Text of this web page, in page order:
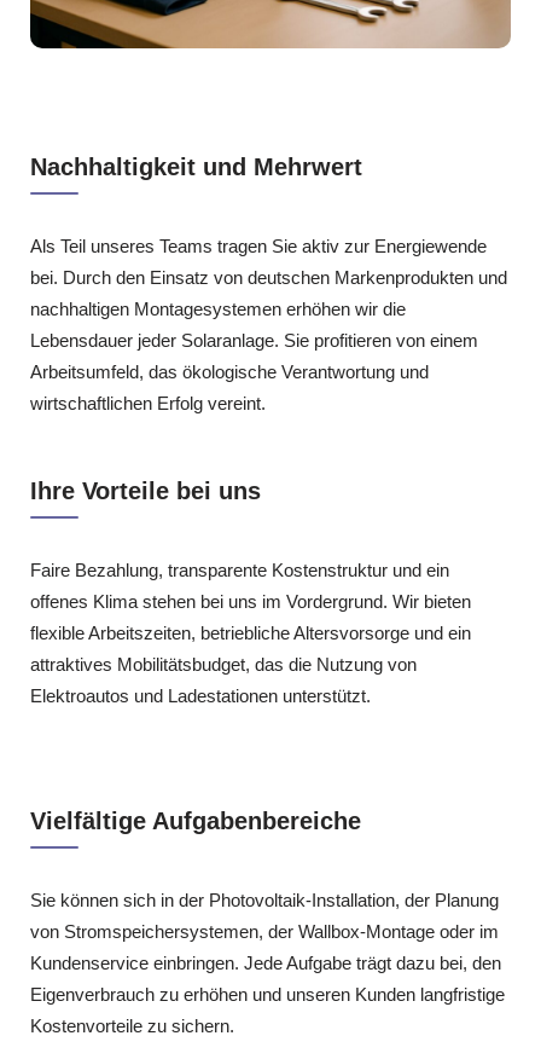
Ihre Vorteile bei uns
Faire Bezahlung, transparente Kostenstruktur und ein
offenes Klima stehen bei uns im Vordergrund. Wir bieten
flexible Arbeitszeiten, betriebliche Altersvorsorge und ein
attraktives Mobilitätsbudget, das die Nutzung von
Elektroautos und Ladestationen unterstützt.
Nachhaltigkeit und Mehrwert
Als Teil unseres Teams tragen Sie aktiv zur Energiewende
bei. Durch den Einsatz von deutschen Markenprodukten und
nachhaltigen Montagesystemen erhöhen wir die
Lebensdauer jeder Solaranlage. Sie profitieren von einem
Arbeitsumfeld, das ökologische Verantwortung und
wirtschaftlichen Erfolg vereint.
Vielfältige Aufgabenbereiche
Sie können sich in der Photovoltaik‑Installation, der Planung
von Stromspeichersystemen, der Wallbox‑Montage oder im
Kundenservice einbringen. Jede Aufgabe trägt dazu bei, den
Eigenverbrauch zu erhöhen und unseren Kunden langfristige
Kostenvorteile zu sichern.